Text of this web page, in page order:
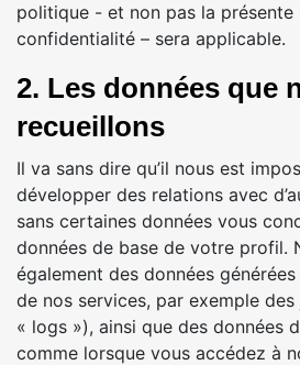
politique - et non pas la présente
confidentialité – sera applicable.
2. Les données que
recueillons
Il va sans dire qu’il nous est
développer des relations avec
sans certaines données vous
données de base de votre profil.
également des données
de nos services, par exemple
« logs »), ainsi que des données
comme lorsque vous accédez à